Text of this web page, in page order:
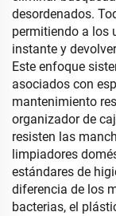
desordenados.
permitiendo a los
instante y
Este enfoque
asociados con
mantenimiento
organizador de
resisten las
limpiadores
estándares de
diferencia de los
bacterias, el